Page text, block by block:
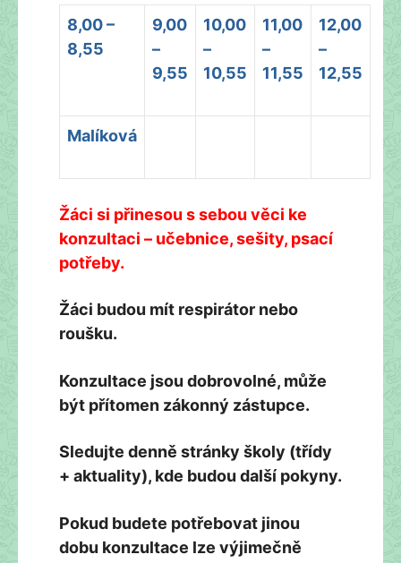
8,00 –
8,55
9,00
–
9,55
10,00
–
10,55
11,00
–
11,55
12,00
–
12,55
Malíková
Žáci si přinesou s sebou věci ke
konzultaci – učebnice, sešity, psací
potřeby.
Žáci budou mít respirátor nebo
roušku.
Konzultace jsou dobrovolné, může
být přítomen zákonný zástupce.
Sledujte denně stránky školy (třídy
+ aktuality), kde budou další pokyny.
Pokud budete potřebovat jinou
dobu konzultace lze výjimečně